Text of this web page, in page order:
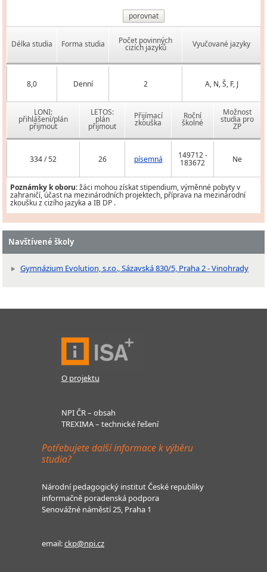
porovnat
Délka studia Forma studia Počet povinných
cizích jazyků Vyučované jazyky
8,0 Denní 2 A, N, Š, F, J
LONI:
přihlášení/plán
přijmout
LETOS:
plán
přijmout
Přijímací
zkouška
Roční
školné
Možnost
studia pro
ZP
334 / 52 26 písemná 149712 -
183672 Ne
Poznámky k oboru:žáci mohou získat stipendium, výměnné pobyty v
zahraničí, účast na mezinárodních projektech, příprava na mezinárodní
zkoušku z cizího jazyka a IB DP .
Navštívené školy
Gymnázium Evolution, s.r.o., Sázavská 830/5, Praha 2 - Vinohrady
O projektu
NPI ČR – obsah
TREXIMA – technické řešení
Potřebujete další informace k výběru
studia?
Národní pedagogický institut České republiky
informačně poradenská podpora
Senovážné náměstí 25, Praha 1
email:ckp@npi.cz